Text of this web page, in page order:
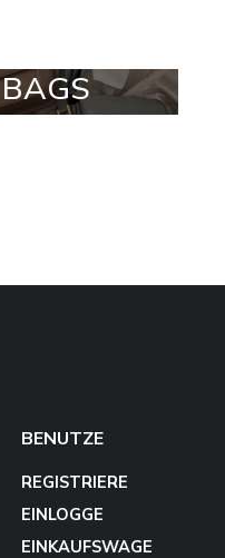
BAGS
BENUTZE
REGISTRIERE
EINLOGGE
EINKAUFSWAGE